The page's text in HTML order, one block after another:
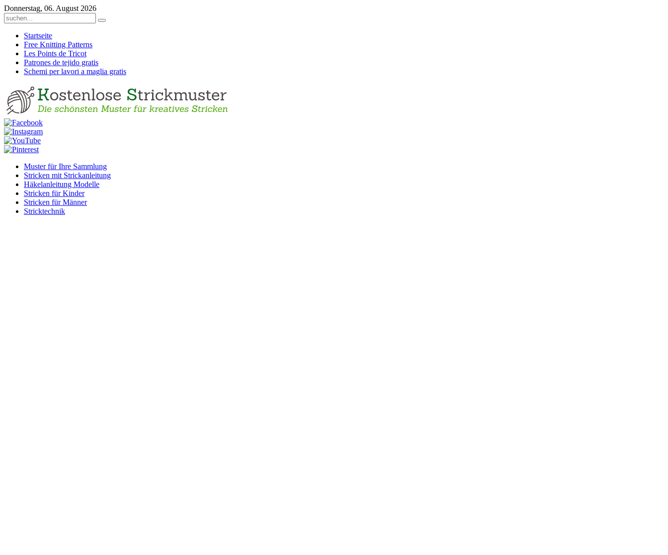
Donnerstag, 06. August 2026
Startseite
Free Knitting Patterns
Les Points de Tricot
Patrones de tejido gratis
Schemi per lavori a maglia gratis
Muster für Ihre Sammlung
Stricken mit Strickanleitung
Häkelanleitung Modelle
Stricken für Kinder
Stricken für Männer
Stricktechnik